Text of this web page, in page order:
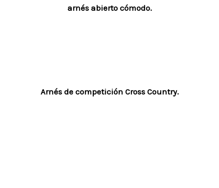
arnés abierto cómodo.
Arnés de competición Cross Country.